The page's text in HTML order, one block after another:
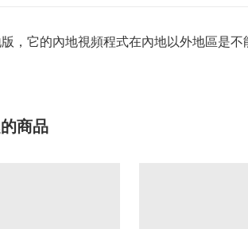
，它的內地視頻程式在內地以外地區是不
商品